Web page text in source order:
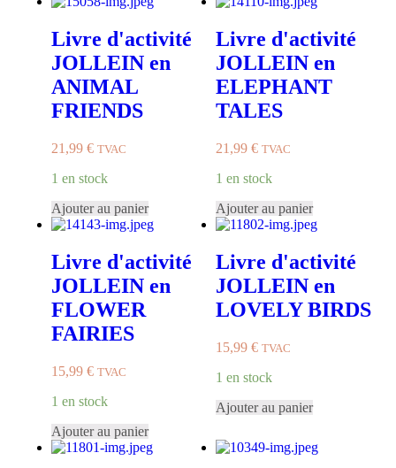
Livre d'activité
JOLLEIN en
ANIMAL
FRIENDS
21,99 € TVAC
1 en stock
Ajouter au panier
Livre d'activité
JOLLEIN en
ELEPHANT
TALES
21,99 € TVAC
1 en stock
Ajouter au panier
Livre d'activité
JOLLEIN en
FLOWER
FAIRIES
15,99 € TVAC
1 en stock
Ajouter au panier
Livre d'activité
JOLLEIN en
LOVELY BIRDS
15,99 € TVAC
1 en stock
Ajouter au panier